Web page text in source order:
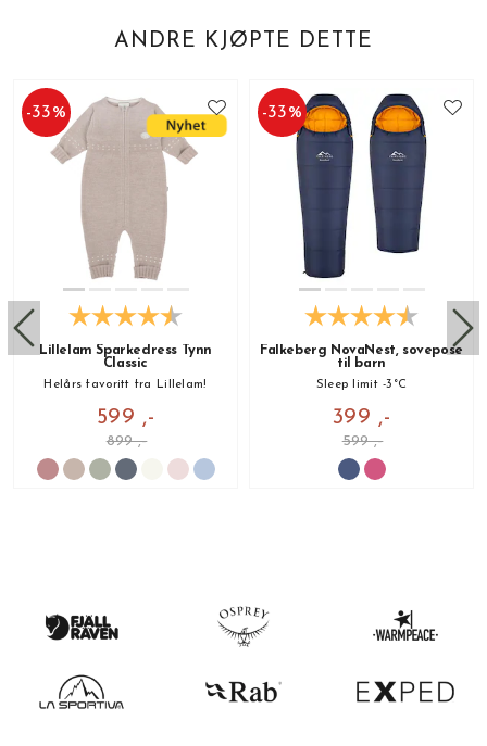
ANDRE KJØPTE DETTE
-33%
Lillelam Sparkedress Tynn
Classic
Helårs favoritt fra Lillelam!
599 ,-
899 ,-
-33%
Falkeberg NovaNest, sovepose
til barn
Sleep limit -3°C
399 ,-
599 ,-